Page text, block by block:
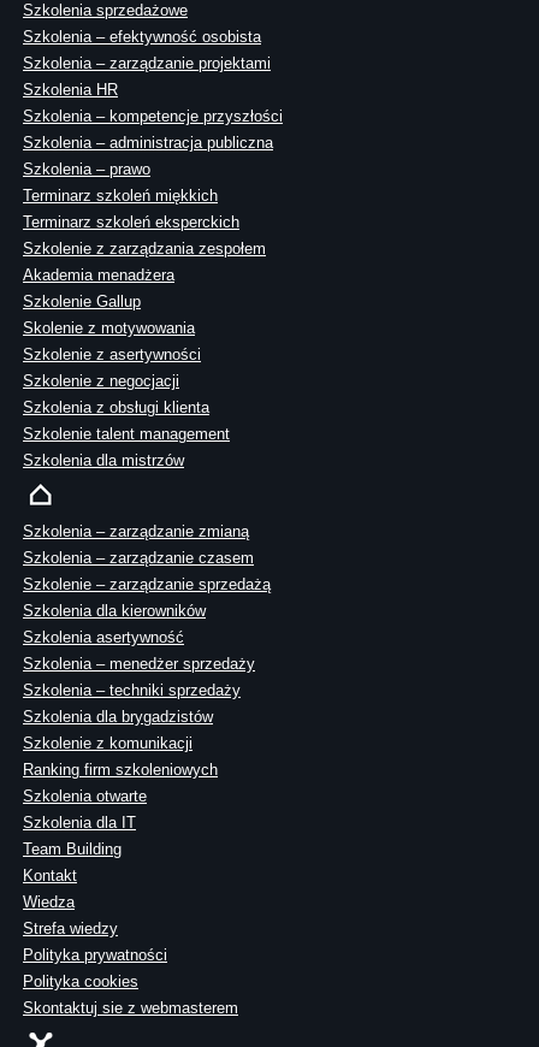
Szkolenia sprzedażowe
Szkolenia – efektywność osobista
Szkolenia – zarządzanie projektami
Szkolenia HR
Szkolenia – kompetencje przyszłości
Szkolenia – administracja publiczna
Szkolenia – prawo
Terminarz szkoleń miękkich
Terminarz szkoleń eksperckich
Szkolenie z zarządzania zespołem
Akademia menadżera
Szkolenie Gallup
Skolenie z motywowania
Szkolenie z asertywności
Szkolenie z negocjacji
Szkolenia z obsługi klienta
Szkolenie talent management
Szkolenia dla mistrzów
Szkolenia – zarządzanie zmianą
Szkolenia – zarządzanie czasem
Szkolenie – zarządzanie sprzedażą
Szkolenia dla kierowników
Szkolenia asertywność
Szkolenia – menedżer sprzedaży
Szkolenia – techniki sprzedaży
Szkolenia dla brygadzistów
Szkolenie z komunikacji
Ranking firm szkoleniowych
Szkolenia otwarte
Szkolenia dla IT
Team Building
Kontakt
Wiedza
Strefa wiedzy
Polityka prywatności
Polityka cookies
Skontaktuj sie z webmasterem